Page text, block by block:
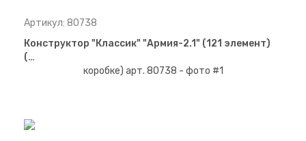
Артикул: 80738
Конструктор "Классик" "Армия-2.1" (121 элемент)
(…